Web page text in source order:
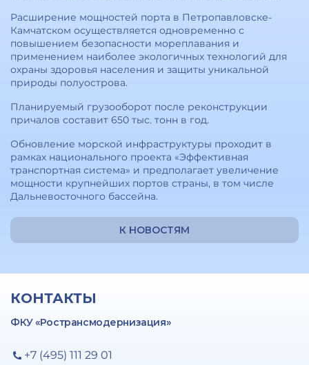
Расширение мощностей порта в Петропавловске-
Камчатском осуществляется одновременно с
повышением безопасности мореплавания и
применением наиболее экологичных технологий для
охраны здоровья населения и защиты уникальной
природы полуострова.
Планируемый грузооборот после реконструкции
причалов составит 650 тыс. тонн в год.
Обновление морской инфраструктуры проходит в
рамках национального проекта «Эффективная
транспортная система» и предполагает увеличение
мощности крупнейших портов страны, в том числе
Дальневосточного бассейна.
К НОВОСТЯМ
КОНТАКТЫ
ФКУ «Ространсмодернизация»
+7 (495) 111 29 01